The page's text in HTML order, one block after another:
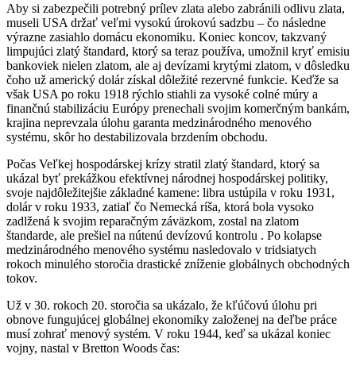
Aby si zabezpečili potrebný prílev zlata alebo zabránili odlivu zlata,
museli USA držať veľmi vysokú úrokovú sadzbu – čo následne
výrazne zasiahlo domácu ekonomiku. Koniec koncov, takzvaný
limpujúci zlatý štandard, ktorý sa teraz používa, umožnil kryť emisiu
bankoviek nielen zlatom, ale aj devízami krytými zlatom, v dôsledku
čoho už americký dolár získal dôležité rezervné funkcie. Keďže sa
však USA po roku 1918 rýchlo stiahli za vysoké colné múry a
finančnú stabilizáciu Európy prenechali svojim komerčným bankám,
krajina neprevzala úlohu garanta medzinárodného menového
systému, skôr ho destabilizovala brzdením obchodu.
Počas Veľkej hospodárskej krízy stratil zlatý štandard, ktorý sa
ukázal byť prekážkou efektívnej národnej hospodárskej politiky,
svoje najdôležitejšie základné kamene: libra ustúpila v roku 1931,
dolár v roku 1933, zatiaľ čo Nemecká ríša, ktorá bola vysoko
zadlžená k svojim reparačným záväzkom, zostal na zlatom
štandarde, ale prešiel na nútenú devízovú kontrolu . Po kolapse
medzinárodného menového systému nasledovalo v tridsiatych
rokoch minulého storočia drastické zníženie globálnych obchodných
tokov.
Už v 30. rokoch 20. storočia sa ukázalo, že kľúčovú úlohu pri
obnove fungujúcej globálnej ekonomiky založenej na deľbe práce
musí zohrať menový systém. V roku 1944, keď sa ukázal koniec
vojny, nastal v Bretton Woods čas: